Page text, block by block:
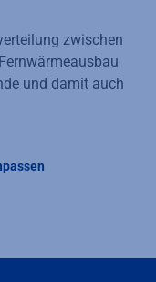
zwischen
und damit auch